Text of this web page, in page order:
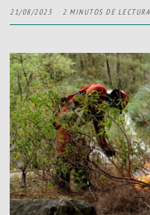
21/08/2023 2 MINUTOS DE LECTURA